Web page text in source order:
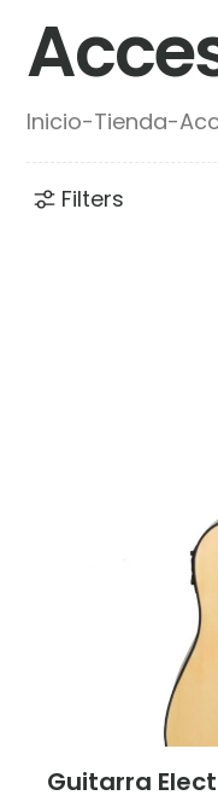
Inicio-Tienda-
Filters
Guitarra